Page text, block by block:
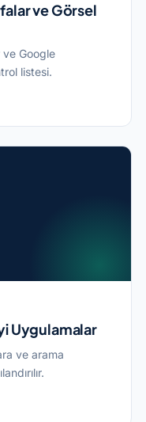
ve Görsel
ve Google
listesi.
Uygulamalar
ve arama